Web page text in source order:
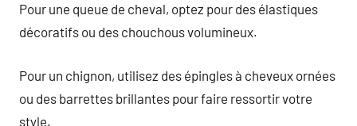
Pour une queue de cheval, optez pour des élastiques
décoratifs ou des chouchous volumineux.
Pour un chignon, utilisez des épingles à cheveux ornées
ou des barrettes brillantes pour faire ressortir votre
style.